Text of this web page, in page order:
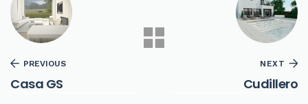
PREVIOUS
Casa GS
NEXT
Cudillero